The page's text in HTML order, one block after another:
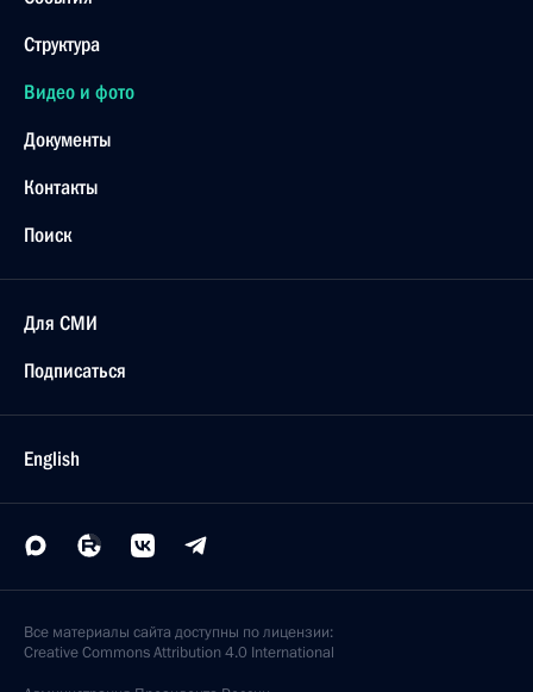
Структура
Видео и фото
Документы
Контакты
Поиск
Для СМИ
Подписаться
English
Все материалы сайта доступны по лицензии:
Creative Commons Attribution 4.0 International